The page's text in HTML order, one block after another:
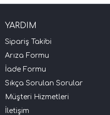
YARDIM
Sipariş Takibi
Arıza Formu
İade Formu
Sıkça Sorulan Sorular
Müşteri Hizmetleri
İletişim